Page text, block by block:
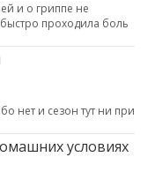
и о гриппе не
проходила боль
нет и сезон тут ни при
условиях